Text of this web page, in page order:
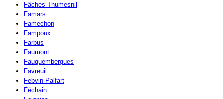
Fâches-Thumesnil
Famars
Famechon
Fampoux
Farbus
Faumont
Fauquembergues
Favreuil
Febvin-Palfart
Féchain